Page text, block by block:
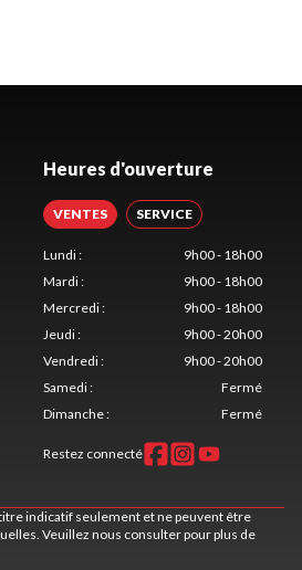
Heures d'ouverture
VENTES SERVICE
Lundi:
9h00 - 18h00
Mardi:
9h00 - 18h00
Mercredi:
9h00 - 18h00
Jeudi:
9h00 - 20h00
Vendredi:
9h00 - 20h00
Samedi:
Fermé
Dimanche: Fermé
Restez connecté
indicatif seulement et ne peuvent être
Veuillez nous consulter pour plus de